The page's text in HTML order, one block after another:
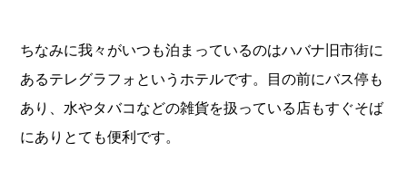
ちなみに我々がいつも泊まっているのはハバナ旧市街に
あるテレグラフォというホテルです。目の前にバス停も
あり、水やタバコなどの雑貨を扱っている店もすぐそば
にありとても便利です。